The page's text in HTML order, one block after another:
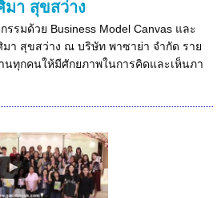
า สุขสว่าง
รมด้วย Business Model Canvas และ
มา สุขสว่าง ณ บริษัท พาซาย่า จำกัด ราย
นทุกคนให้มีศักยภาพในการคิดและเห็นภา